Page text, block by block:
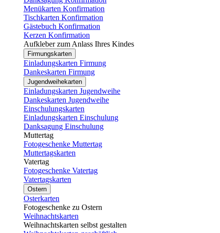
Menükarten Konfirmation
Tischkarten Konfirmation
Gästebuch Konfirmation
Kerzen Konfirmation
Aufkleber zum Anlass Ihres Kindes
Firmungskarten
Einladungskarten Firmung
Dankeskarten Firmung
Jugendweihekarten
Einladungskarten Jugendweihe
Dankeskarten Jugendweihe
Einschulungskarten
Einladungskarten Einschulung
Danksagung Einschulung
Muttertag
Fotogeschenke Muttertag
Muttertagskarten
Vatertag
Fotogeschenke Vatertag
Vatertagskarten
Ostern
Osterkarten
Fotogeschenke zu Ostern
Weihnachtskarten
Weihnachtskarten selbst gestalten